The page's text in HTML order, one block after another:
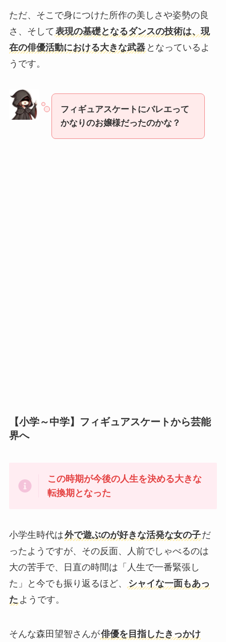
ただ、そこで身につけた所作の美しさや姿勢の良
さ、そして 表現の基礎となるダンスの技術は、現
在の俳優活動における大きな武器 となっているよ
うです。
フィギュアスケートにバレエって
かなりのお嬢様だったのかな？
【小学～中学】フィギュアスケートから芸能
界へ
この時期が今後の人生を決める大きな
転換期となった
小学生時代は外で遊ぶのが好きな活発な女の子だ
ったようですが、その反面、人前でしゃべるのは
大の苦手で、日直の時間は「人生で一番緊張し
た」と今でも振り返るほど、
シャイな一面もあっ
た ようです。
そんな森田望智さんが俳優を目指したきっかけ